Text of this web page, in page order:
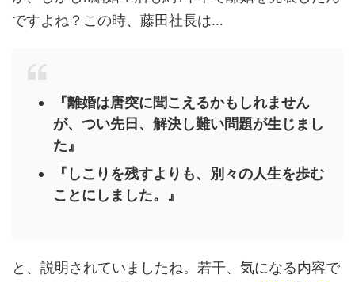
ですよね？この時、藤田社長は…
『離婚は唐突に聞こえるかもしれません
が、つい先日、解決し難い問題が生じまし
た』
『しこりを残すよりも、別々の人生を歩む
ことにしました。』
と、説明されていましたね。若干、気になる内容で